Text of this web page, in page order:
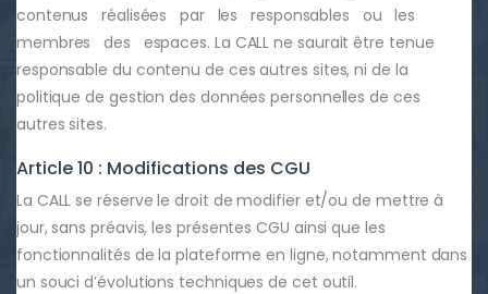
contenus réalisées par les responsables ou les
membres des espaces. La CALL ne saurait être tenue
responsable du contenu de ces autres sites, ni de la
politique de gestion des données personnelles de ces
autres sites.
Article 10 : Modifications des CGU
La CALL se réserve le droit de modifier et/ou de mettre à
jour, sans préavis, les présentes CGU ainsi que les
fonctionnalités de la plateforme en ligne, notamment dans
un souci d’évolutions techniques de cet outil.